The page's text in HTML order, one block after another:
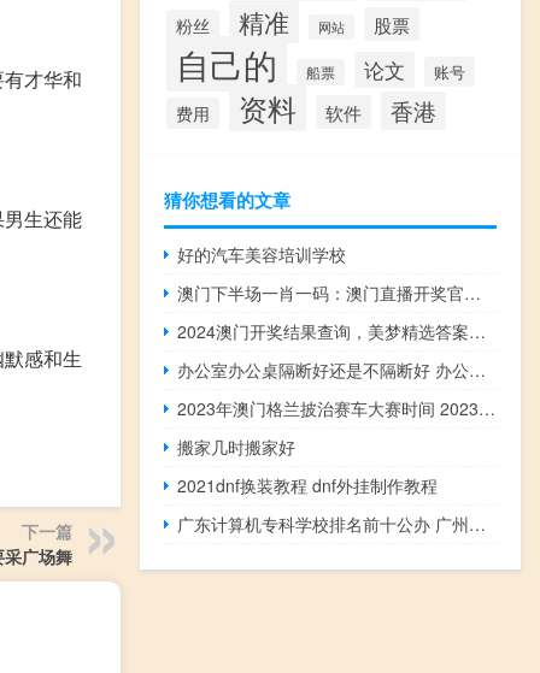
才华和
生还能
感和生
下一篇
广场舞
粉丝 精准 网站 股票
自己的 船票 论文 账号
费用 资料 软件 香港
猜你想看的文章
好的汽车美容培训学校
澳门下半场一肖一码：澳门直播开奖官方网址教程-通俗的解释落实-2437.ISO.580
2024澳门开奖结果查询，美梦精选答案落实_高爆版255.3
办公室办公桌隔断好还是不隔断好 办公室隔断效果图
2023年澳门格兰披治赛车大赛时间 2023今天澳门买什么好
搬家几时搬家好
2021dnf换装教程 dnf外挂制作教程
广东计算机专科学校排名前十公办 广州专科学校排名